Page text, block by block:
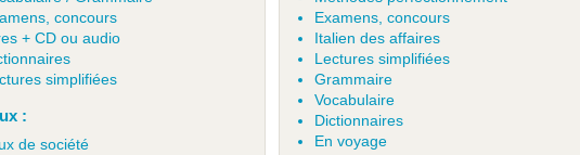
concours
+ CD ou audio
simplifiées
:
de société
Examens, concours
Italien des affaires
Lectures simplifiées
Grammaire
Vocabulaire
Dictionnaires
En voyage